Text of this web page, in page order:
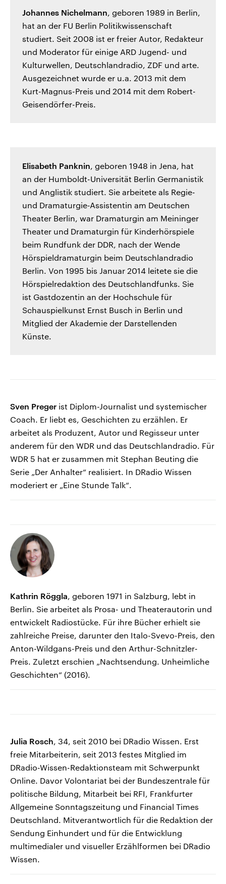
Johannes Nichelmann, geboren 1989 in Berlin,
hat an der FU Berlin Politikwissenschaft
studiert. Seit 2008 ist er freier Autor, Redakteur
und Moderator für einige ARD Jugend- und
Kulturwellen, Deutschlandradio, ZDF und arte.
Ausgezeichnet wurde er u.a. 2013 mit dem
Kurt-Magnus-Preis und 2014 mit dem Robert-
Geisendörfer-Preis.
Elisabeth Panknin, geboren 1948 in Jena, hat
an der Humboldt-Universität Berlin Germanistik
und Anglistik studiert. Sie arbeitete als Regie-
und Dramaturgie‑Assistentin am Deutschen
Theater Berlin, war Dramaturgin am Meininger
Theater und Dramaturgin für Kinderhörspiele
beim Rundfunk der DDR, nach der Wende
Hörspieldramaturgin beim Deutschlandradio
Berlin. Von 1995 bis Januar 2014 leitete sie die
Hörspielredaktion des Deutschlandfunks. Sie
ist Gastdozentin an der Hochschule für
Schauspielkunst Ernst Busch in Berlin und
Mitglied der Akademie der Darstellenden
Künste.
Sven Preger ist Diplom-Journalist und systemischer
Coach. Er liebt es, Geschichten zu erzählen. Er
arbeitet als Produzent, Autor und Regisseur unter
anderem für den WDR und das Deutschlandradio. Für
WDR 5 hat er zusammen mit Stephan Beuting die
Serie „Der Anhalter“ realisiert. In DRadio Wissen
moderiert er „Eine Stunde Talk“.
Kathrin Röggla, geboren 1971 in Salzburg, lebt in
Berlin. Sie arbeitet als Prosa- und Theaterautorin und
entwickelt Radiostücke. Für ihre Bücher erhielt sie
zahlreiche Preise, darunter den Italo-Svevo-Preis, den
Anton-Wildgans-Preis und den Arthur-Schnitzler-
Preis. Zuletzt erschien „Nachtsendung. Unheimliche
Geschichten“ (2016).
Julia Rosch, 34, seit 2010 bei DRadio Wissen. Erst
freie Mitarbeiterin, seit 2013 festes Mitglied im
DRadio-Wissen-Redaktionsteam mit Schwerpunkt
Online. Davor Volontariat bei der Bundeszentrale für
politische Bildung, Mitarbeit bei RFI, Frankfurter
Allgemeine Sonntagszeitung und Financial Times
Deutschland. Mitverantwortlich für die Redaktion der
Sendung Einhundert und für die Entwicklung
multimedialer und visueller Erzählformen bei DRadio
Wissen.